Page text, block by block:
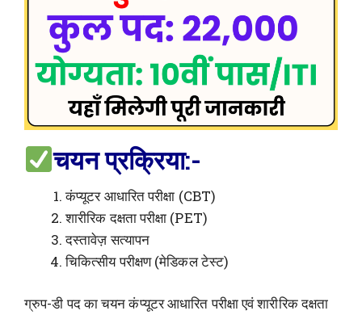
चयन प्रक्रिया:-
कंप्यूटर आधारित परीक्षा (CBT)
शारीरिक दक्षता परीक्षा (PET)
दस्तावेज़ सत्यापन
चिकित्सीय परीक्षण (मेडिकल टेस्ट)
ग्रुप-डी पद का चयन कंप्यूटर आधारित परीक्षा एवं शारीरिक दक्षता